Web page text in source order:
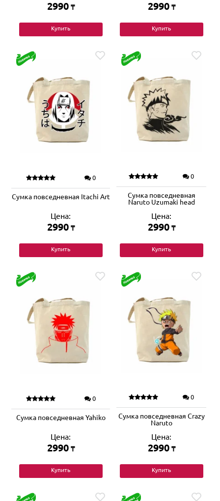
2990 ₸
Купить
2990 ₸
Купить
0
Сумка повседневная Itachi Art
Цена:
2990 ₸
Купить
0
Сумка повседневная
Naruto Uzumaki head
Цена:
2990 ₸
Купить
0
Сумка повседневная Yahiko
Цена:
2990 ₸
Купить
0
Сумка повседневная Crazy
Naruto
Цена:
2990 ₸
Купить